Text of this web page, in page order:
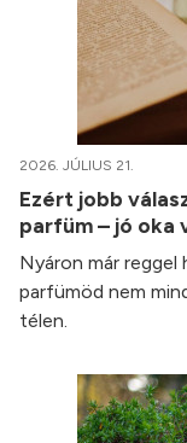
2026. JÚLIUS 21.
Ezért jobb
parfüm – jó oka
Nyáron már reggel
parfümöd nem
télen.